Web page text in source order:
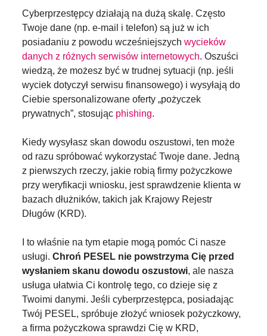
Cyberprzestępcy działają na dużą skalę. Często
Twoje dane (np. e-mail i telefon) są już w ich
posiadaniu z powodu wcześniejszychwycieków
danych z różnych serwisów internetowych. Oszuści
wiedzą, że możesz być w trudnej sytuacji (np. jeśli
wyciek dotyczył serwisu finansowego) i wysyłają do
Ciebie spersonalizowane oferty „pożyczek
prywatnych”, stosując phishing.
Kiedy wysyłasz skan dowodu oszustowi, ten może
od razu spróbować wykorzystać Twoje dane. Jedną
z pierwszych rzeczy, jakie robią firmy pożyczkowe
przy weryfikacji wniosku, jest sprawdzenie klienta w
bazach dłużników, takich jak Krajowy Rejestr
Długów (KRD).
I to właśnie na tym etapie mogą pomóc Ci nasze
usługi.Chroń PESEL nie powstrzyma Cię przed
wysłaniem skanu dowodu oszustowi, ale nasza
usługa ułatwia Ci kontrolę tego, co dzieje się z
Twoimi danymi. Jeśli cyberprzestępca, posiadając
Twój PESEL, spróbuje złożyć wniosek pożyczkowy,
a firma pożyczkowa sprawdzi Cię w KRD,